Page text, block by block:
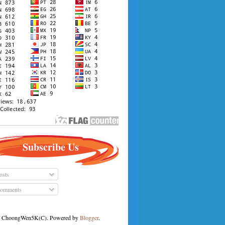
Subscribe Us
ChoongWen5K(C). Powered byBlogger.